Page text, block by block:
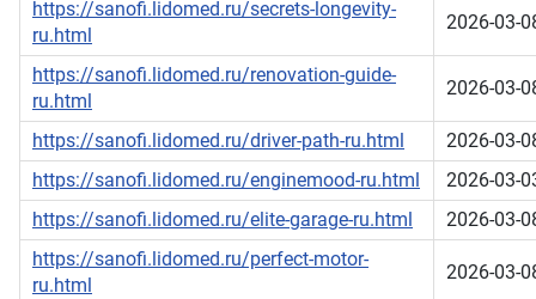
https://sanofi.lidomed.ru/secrets-longevity-
ru.html
2026-03-
https://sanofi.lidomed.ru/renovation-guide-
ru.html
2026-03-
https://sanofi.lidomed.ru/driver-path-ru.html
2026-03-
https://sanofi.lidomed.ru/enginemood-ru.html
2026-03-
https://sanofi.lidomed.ru/elite-garage-ru.html
2026-03-
https://sanofi.lidomed.ru/perfect-motor-
ru.html
2026-03-